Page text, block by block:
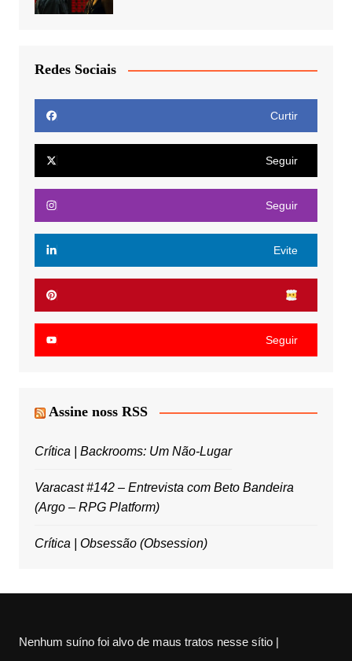
Redes Sociais
Curtir
Seguir
Seguir
Evite
Seguir
Assine noss RSS
Crítica | Backrooms: Um Não-Lugar
Varacast #142 – Entrevista com Beto Bandeira
(Argo – RPG Platform)
Crítica | Obsessão (Obsession)
Nenhum suíno foi alvo de maus tratos nesse sítio |